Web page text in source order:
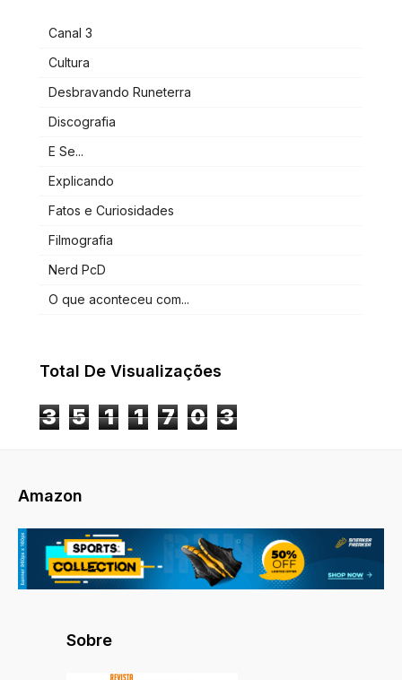
Canal 3
Cultura
Desbravando Runeterra
Discografia
E Se...
Explicando
Fatos e Curiosidades
Filmografia
Nerd PcD
O que aconteceu com...
Total De Visualizações
3 5 1 1 7 0 3
Amazon
Sobre